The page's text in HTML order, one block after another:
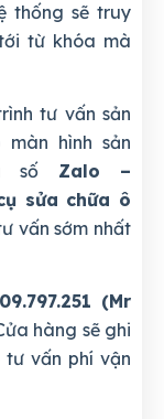
thống sẽ truy
từ khóa mà
tư vấn sản
màn hình sản
số Zalo –
sửa chữa ô
vấn sớm nhất
(Mr
hàng sẽ ghi
vấn phí vận